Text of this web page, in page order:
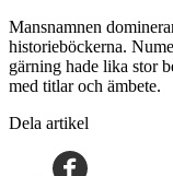
Mansnamnen
historieböckerna.
gärning hade lika stor
med titlar och ämbete.
Dela artikel